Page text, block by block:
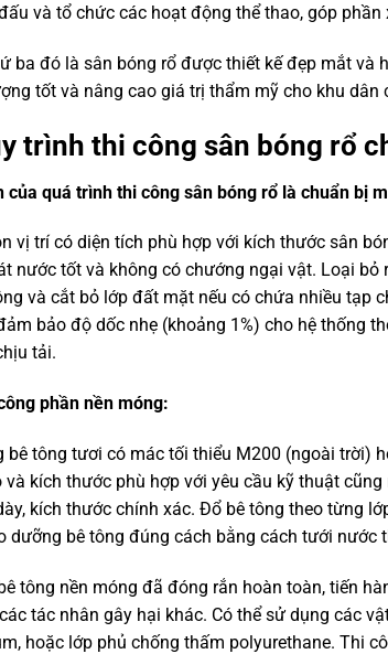
và tổ chức các hoạt động thể thao, góp
đó là sân bóng rổ được thiết kế đẹp mắt và
tốt và nâng cao giá trị thẩm mỹ cho khu dân
trình thi công sân bóng rổ
của quá trình thi công sân bóng rổ là chuẩn bị
có diện tích phù hợp với kích thước sân
nước tốt và không có chướng ngại vật. Loại
và cắt bỏ lớp đất mặt nếu có chứa nhiều tạp
bảo độ dốc nhẹ (khoảng 1%) cho hệ thống
tải.
phần nền móng:
tươi có mác tối thiểu M200 (ngoài trời)
kích thước phù hợp với yêu cầu kỹ thuật
kích thước chính xác. Đổ bê tông theo từng
dưỡng bê tông đúng cách bằng cách tưới
nền móng đã đóng rắn hoàn toàn, tiến
tác nhân gây hại khác. Có thể sử dụng các
hoặc lớp phủ chống thấm polyurethane. Thi